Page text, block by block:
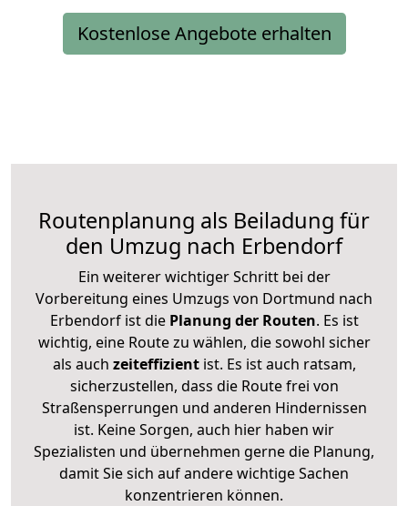
Kostenlose Angebote erhalten
Routenplanung als Beiladung für
den Umzug nach Erbendorf
Ein weiterer wichtiger Schritt bei der
Vorbereitung eines Umzugs von Dortmund nach
Erbendorf ist diePlanung der Routen. Es ist
wichtig, eine Route zu wählen, die sowohl sicher
als auch zeiteffizientist. Es ist auch ratsam,
sicherzustellen, dass die Route frei von
Straßensperrungen und anderen Hindernissen
ist. Keine Sorgen, auch hier haben wir
Spezialisten und übernehmen gerne die Planung,
damit Sie sich auf andere wichtige Sachen
konzentrieren können.